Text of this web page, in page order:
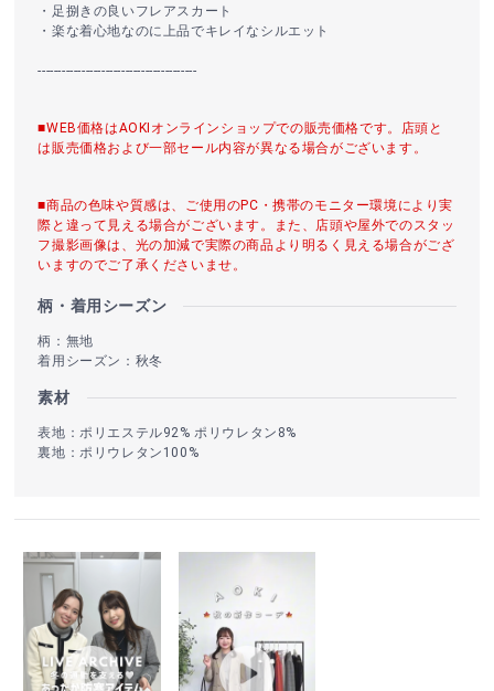
・足捌きの良いフレアスカート
・楽な着心地なのに上品でキレイなシルエット
----------------------------------------
■WEB価格はAOKIオンラインショップでの販売価格です。店頭と
は販売価格および一部セール内容が異なる場合がございます。
■商品の色味や質感は、ご使用のPC・携帯のモニター環境により実
際と違って見える場合がございます。また、店頭や屋外でのスタッ
フ撮影画像は、光の加減で実際の商品より明るく見える場合がござ
いますのでご了承くださいませ。
柄・着用シーズン
柄：無地
着用シーズン：秋冬
素材
表地：ポリエステル92% ポリウレタン8%
裏地：ポリウレタン100%